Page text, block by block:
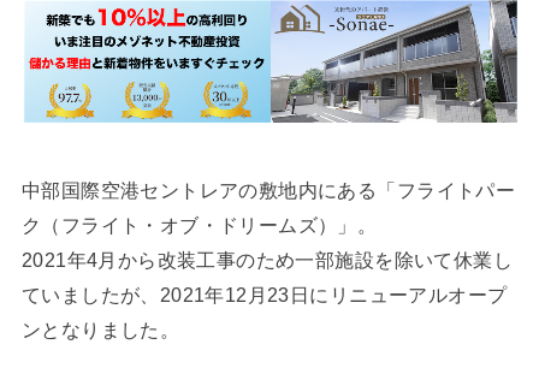
中部国際空港セントレアの敷地内にある「フライトパー
ク（フライト・オブ・ドリームズ）」。
2021年4月から改装工事のため一部施設を除いて休業し
ていましたが、2021年12月23日にリニューアルオープ
ンとなりました。